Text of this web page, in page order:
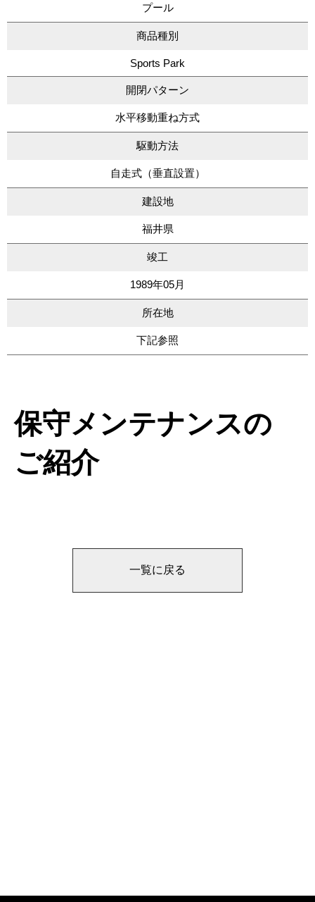
プール
商品種別
Sports Park
開閉パターン
水平移動重ね方式
駆動方法
自走式（垂直設置）
建設地
福井県
竣工
1989年05月
所在地
下記参照
保守メンテナンスの
ご紹介
一覧に戻る